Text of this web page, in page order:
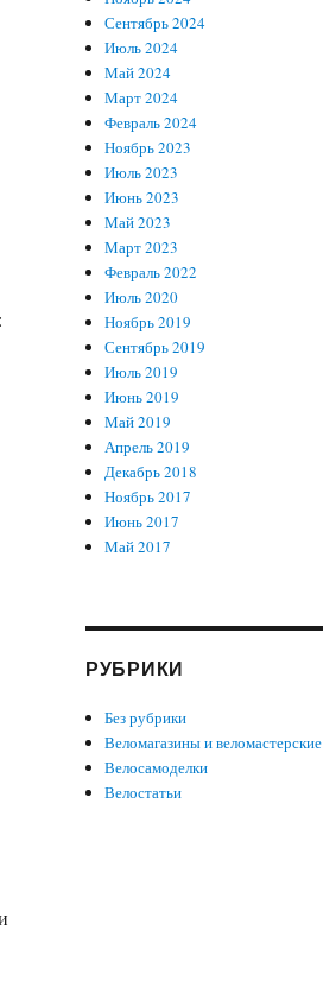
Сентябрь 2024
Июль 2024
Май 2024
Март 2024
Февраль 2024
Ноябрь 2023
Июль 2023
Июнь 2023
Май 2023
Март 2023
Февраль 2022
Июль 2020
Ноябрь 2019
Сентябрь 2019
Июль 2019
Июнь 2019
Май 2019
Апрель 2019
Декабрь 2018
Ноябрь 2017
Июнь 2017
Май 2017
РУБРИКИ
Без рубрики
Веломагазины и веломастерские
Велосамоделки
Велостатьи